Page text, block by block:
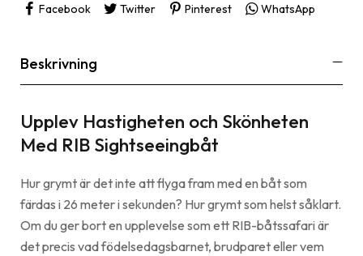
Facebook Twitter Pinterest WhatsApp
Beskrivning
Upplev Hastigheten och Skönheten
Med RIB Sightseeingbåt
Hur grymt är det inte att flyga fram med en båt som
färdas i 26 meter i sekunden? Hur grymt som helst såklart.
Om du ger bort en upplevelse som ett RIB-båtssafari är
det precis vad födelsedagsbarnet, brudparet eller vem